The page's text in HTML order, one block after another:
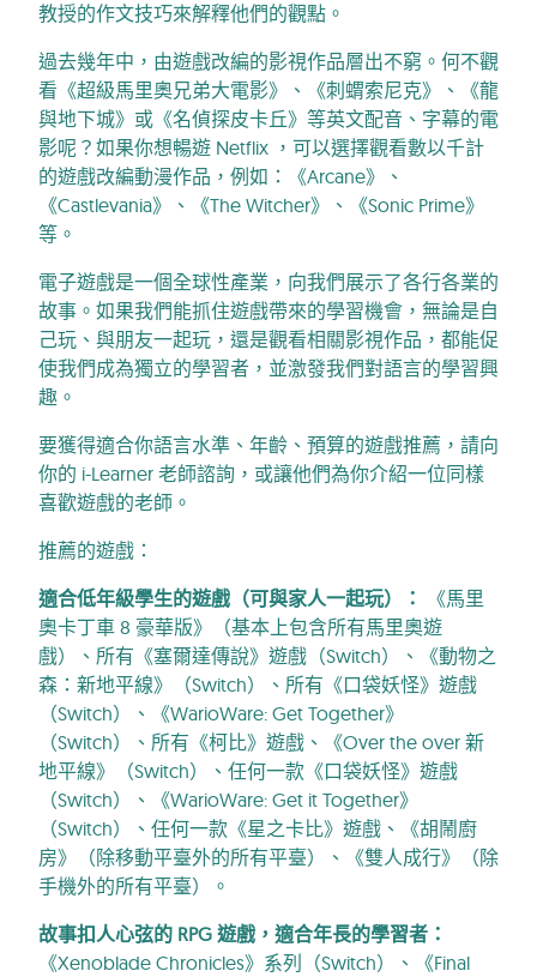
教授的作文技巧來解釋他們的觀點。
過去幾年中，由遊戲改編的影視作品層出不窮。何不觀
看《超級馬里奧兄弟大電影》、《刺蝟索尼克》、《龍
與地下城》或《名偵探皮卡丘》等英文配音、字幕的電
影呢？如果你想暢遊 Netflix ，可以選擇觀看數以千計
的遊戲改編動漫作品，例如：《Arcane》、
《Castlevania》、《The Witcher》、《Sonic Prime》
等。
電子遊戲是一個全球性產業，向我們展示了各行各業的
故事。如果我們能抓住遊戲帶來的學習機會，無論是自
己玩、與朋友一起玩，還是觀看相關影視作品，都能促
使我們成為獨立的學習者，並激發我們對語言的學習興
趣。
要獲得適合你語言水準、年齡、預算的遊戲推薦，請向
你的 i-Learner 老師諮詢，或讓他們為你介紹一位同樣
喜歡遊戲的老師。
推薦的遊戲：
適合低年級學生的遊戲（可與家人一起玩）：
《馬里
奧卡丁車 8 豪華版》（基本上包含所有馬里奧遊
戲）、所有《塞爾達傳說》遊戲（Switch）、《動物之
森：新地平線》（Switch）、所有《口袋妖怪》遊戲
（Switch）、《WarioWare: Get Together》
（Switch）、所有《柯比》遊戲、《Over the over 新
地平線》（Switch）、任何一款《口袋妖怪》遊戲
（Switch）、《WarioWare: Get it Together》
（Switch）、任何一款《星之卡比》遊戲、《胡鬧廚
房》（除移動平臺外的所有平臺）、《雙人成行》（除
手機外的所有平臺）。
故事扣人心弦的 RPG 遊戲，適合年長的學習者：
《Xenoblade Chronicles》系列（Switch）、《Final